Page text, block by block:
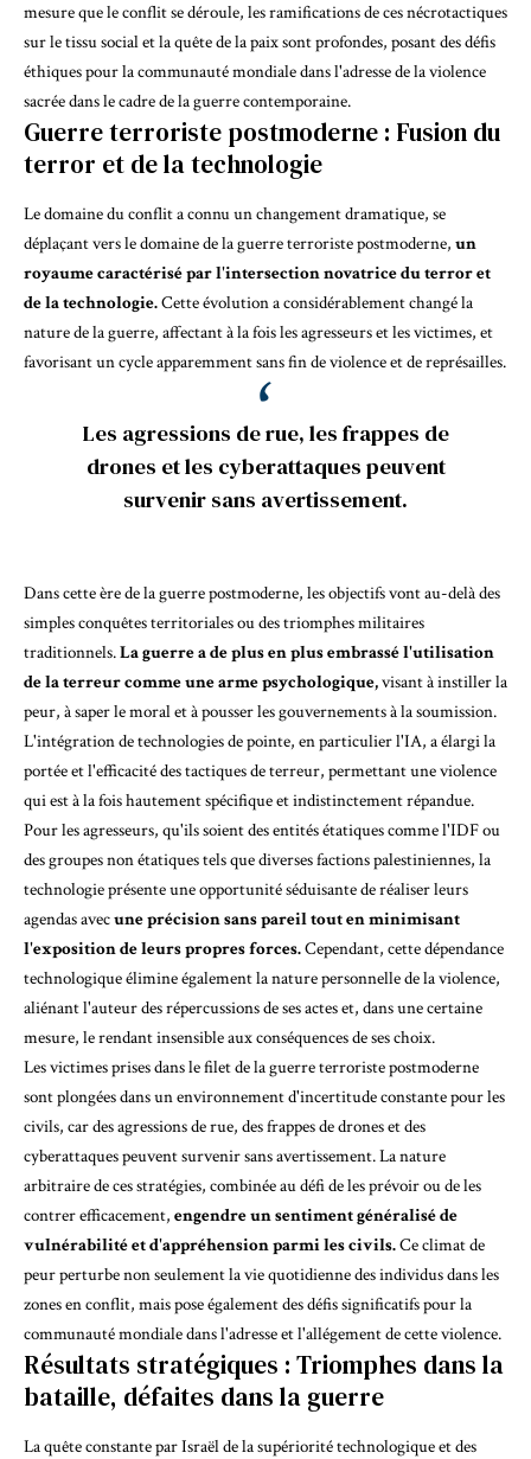
mesure que le conflit se déroule, les ramifications de ces nécrotactiques
sur le tissu social et la quête de la paix sont profondes, posant des défis
éthiques pour la communauté mondiale dans l'adresse de la violence
sacrée dans le cadre de la guerre contemporaine.
Guerre terroriste postmoderne : Fusion du
terror et de la technologie
Le domaine du conflit a connu un changement dramatique, se
déplaçant vers le domaine de la guerre terroriste postmoderne, un
royaume caractérisé par l'intersection novatrice du terror et
de la technologie.Cette évolution a considérablement changé la
nature de la guerre, affectant à la fois les agresseurs et les victimes, et
favorisant un cycle apparemment sans fin de violence et de représailles.
Les agressions de rue, les frappes de
drones et les cyberattaques peuvent
survenir sans avertissement.
Dans cette ère de la guerre postmoderne, les objectifs vont au-delà des
simples conquêtes territoriales ou des triomphes militaires
traditionnels.La guerre a de plus en plus embrassé l'utilisation
de la terreur comme une arme psychologique,visant à instiller la
peur, à saper le moral et à pousser les gouvernements à la soumission.
L'intégration de technologies de pointe, en particulier l'IA, a élargi la
portée et l'efficacité des tactiques de terreur, permettant une violence
qui est à la fois hautement spécifique et indistinctement répandue.
Pour les agresseurs, qu'ils soient des entités étatiques comme l'IDF ou
des groupes non étatiques tels que diverses factions palestiniennes, la
technologie présente une opportunité séduisante de réaliser leurs
agendas avecune précision sans pareil tout en minimisant
l'exposition de leurs propres forces.Cependant, cette dépendance
technologique élimine également la nature personnelle de la violence,
aliénant l'auteur des répercussions de ses actes et, dans une certaine
mesure, le rendant insensible aux conséquences de ses choix.
Les victimes prises dans le filet de la guerre terroriste postmoderne
sont plongées dans un environnement d'incertitude constante pour les
civils, car des agressions de rue, des frappes de drones et des
cyberattaques peuvent survenir sans avertissement. La nature
arbitraire de ces stratégies, combinée au défi de les prévoir ou de les
contrer efficacement, engendre un sentiment généralisé de
vulnérabilité et d'appréhension parmi les civils.Ce climat de
peur perturbe non seulement la vie quotidienne des individus dans les
zones en conflit, mais pose également des défis significatifs pour la
communauté mondiale dans l'adresse et l'allégement de cette violence.
Résultats stratégiques : Triomphes dans la
bataille, défaites dans la guerre
La quête constante par Israël de la supériorité technologique et des